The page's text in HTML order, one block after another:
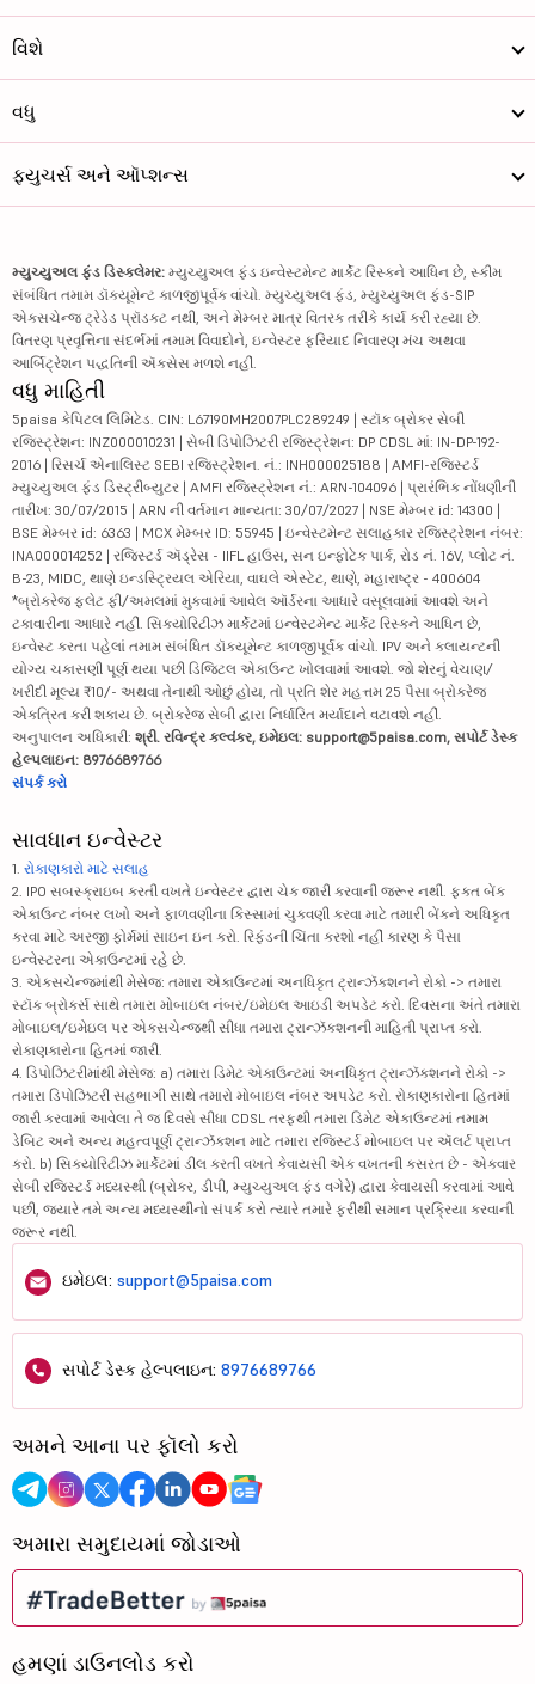
વિશે
વધુ
ફ્યુચર્સ અને ઑપ્શન્સ
મ્યુચ્યુઅલ ફંડ ડિસ્ક્લેમર: મ્યુચ્યુઅલ ફંડ ઇન્વેસ્ટમેન્ટ માર્કેટ રિસ્કને આધિન છે, સ્કીમ
સંબંધિત તમામ ડૉક્યૂમેન્ટ કાળજીપૂર્વક વાંચો. મ્યુચ્યુઅલ ફંડ, મ્યુચ્યુઅલ ફંડ-SIP
એક્સચેન્જ ટ્રેડેડ પ્રૉડક્ટ નથી, અને મેમ્બર માત્ર વિતરક તરીકે કાર્ય કરી રહ્યા છે.
વિતરણ પ્રવૃત્તિના સંદર્ભમાં તમામ વિવાદોને, ઇન્વેસ્ટર ફરિયાદ નિવારણ મંચ અથવા
આર્બિટ્રેશન પદ્ધતિની ઍક્સેસ મળશે નહીં.
વધુ માહિતી
5paisa કેપિટલ લિમિટેડ. CIN: L67190MH2007PLC289249 | સ્ટૉક બ્રોકર સેબી
રજિસ્ટ્રેશન: INZ000010231 | સેબી ડિપોઝિટરી રજિસ્ટ્રેશન: DP CDSL માં: IN-DP-192-
2016 | રિસર્ચ એનાલિસ્ટ SEBI રજિસ્ટ્રેશન. નં.: INH000025188 | AMFI-રજિસ્ટર્ડ
મ્યુચ્યુઅલ ફંડ ડિસ્ટ્રીબ્યુટર | AMFI રજિસ્ટ્રેશન નં.: ARN-104096 | પ્રારંભિક નોંધણીની
તારીખ: 30/07/2015 | ARN ની વર્તમાન માન્યતા: 30/07/2027 | NSE મેમ્બર id: 14300 |
BSE મેમ્બર id: 6363 | MCX મેમ્બર ID: 55945 | ઇન્વેસ્ટમેન્ટ સલાહકાર રજિસ્ટ્રેશન નંબર:
INA000014252 | રજિસ્ટર્ડ ઍડ્રેસ - IIFL હાઉસ, સન ઇન્ફોટેક પાર્ક, રોડ નં. 16V, પ્લોટ નં.
B-23, MIDC, થાણે ઇન્ડસ્ટ્રિયલ એરિયા, વાઘલે એસ્ટેટ, થાણે, મહારાષ્ટ્ર - 400604
*બ્રોકરેજ ફ્લેટ ફી/અમલમાં મુકવામાં આવેલ ઑર્ડરના આધારે વસૂલવામાં આવશે અને
ટકાવારીના આધારે નહીં. સિક્યોરિટીઝ માર્કેટમાં ઇન્વેસ્ટમેન્ટ માર્કેટ રિસ્કને આધિન છે,
ઇન્વેસ્ટ કરતા પહેલાં તમામ સંબંધિત ડૉક્યૂમેન્ટ કાળજીપૂર્વક વાંચો. IPV અને ક્લાયન્ટની
યોગ્ય ચકાસણી પૂર્ણ થયા પછી ડિજિટલ એકાઉન્ટ ખોલવામાં આવશે. જો શેરનું વેચાણ/
ખરીદી મૂલ્ય ₹10/- અથવા તેનાથી ઓછું હોય, તો પ્રતિ શેર મહત્તમ 25 પૈસા બ્રોકરેજ
એકત્રિત કરી શકાય છે. બ્રોકરેજ સેબી દ્વારા નિર્ધારિત મર્યાદાને વટાવશે નહીં.
અનુપાલન અધિકારી: શ્રી. રવિન્દ્ર કલ્વંકર, ઇમેઇલ: support@5paisa.com, સપોર્ટ ડેસ્ક
હેલ્પલાઇન: 8976689766
સંપર્ક કરો
સાવધાન ઇન્વેસ્ટર
1. રોકાણકારો માટે સલાહ
2. IPO સબસ્ક્રાઇબ કરતી વખતે ઇન્વેસ્ટર દ્વારા ચેક જારી કરવાની જરૂર નથી. ફક્ત બેંક
એકાઉન્ટ નંબર લખો અને ફાળવણીના કિસ્સામાં ચુકવણી કરવા માટે તમારી બેંકને અધિકૃત
કરવા માટે અરજી ફોર્મમાં સાઇન ઇન કરો. રિફંડની ચિંતા કરશો નહીં કારણ કે પૈસા
ઇન્વેસ્ટરના એકાઉન્ટમાં રહે છે.
3. એક્સચેન્જમાંથી મેસેજ: તમારા એકાઉન્ટમાં અનધિકૃત ટ્રાન્ઝૅક્શનને રોકો -> તમારા
સ્ટૉક બ્રોકર્સ સાથે તમારા મોબાઇલ નંબર/ઇમેઇલ આઇડી અપડેટ કરો. દિવસના અંતે તમારા
મોબાઇલ/ઇમેઇલ પર એક્સચેન્જથી સીધા તમારા ટ્રાન્ઝૅક્શનની માહિતી પ્રાપ્ત કરો.
રોકાણકારોના હિતમાં જારી.
4. ડિપોઝિટરીમાંથી મેસેજ: a) તમારા ડિમેટ એકાઉન્ટમાં અનધિકૃત ટ્રાન્ઝૅક્શનને રોકો ->
તમારા ડિપોઝિટરી સહભાગી સાથે તમારો મોબાઇલ નંબર અપડેટ કરો. રોકાણકારોના હિતમાં
જારી કરવામાં આવેલા તે જ દિવસે સીધા CDSL તરફથી તમારા ડિમેટ એકાઉન્ટમાં તમામ
ડેબિટ અને અન્ય મહત્વપૂર્ણ ટ્રાન્ઝૅક્શન માટે તમારા રજિસ્ટર્ડ મોબાઇલ પર ઍલર્ટ પ્રાપ્ત
કરો. b) સિક્યોરિટીઝ માર્કેટમાં ડીલ કરતી વખતે કેવાયસી એક વખતની કસરત છે - એકવાર
સેબી રજિસ્ટર્ડ મધ્યસ્થી (બ્રોકર, ડીપી, મ્યુચ્યુઅલ ફંડ વગેરે) દ્વારા કેવાયસી કરવામાં આવે
પછી, જ્યારે તમે અન્ય મધ્યસ્થીનો સંપર્ક કરો ત્યારે તમારે ફરીથી સમાન પ્રક્રિયા કરવાની
જરૂર નથી.
ઇમેઇલ: support@5paisa.com
સપોર્ટ ડેસ્ક હેલ્પલાઇન: 8976689766
અમને આના પર ફૉલો કરો
અમારા સમુદાયમાં જોડાઓ
હમણાં ડાઉનલોડ કરો